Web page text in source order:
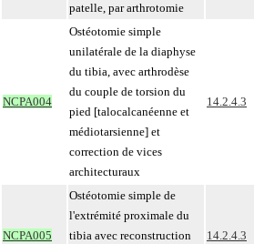
patelle, par arthrotomie
NCPA004
Ostéotomie simple
unilatérale de la diaphyse
du tibia, avec arthrodèse
du couple de torsion du
pied [talocalcanéenne et
médiotarsienne] et
correction de vices
architecturaux
14.2.4.3
NCPA005
Ostéotomie simple de
l'extrémité proximale du
tibia avec reconstruction
14.2.4.3